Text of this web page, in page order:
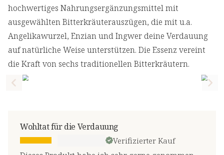
hochwertiges Nahrungsergänzungsmittel mit
ausgewählten Bitterkräuterauszügen, die mit u.a.
Angelikawurzel, Enzian und Ingwer deine Verdauung
auf natürliche Weise unterstützen. Die Essenz vereint
die Kraft von sechs traditionellen Bitterkräutern.
Previous slide
Wohltat für die Verdauung
Verifizierter Kauf